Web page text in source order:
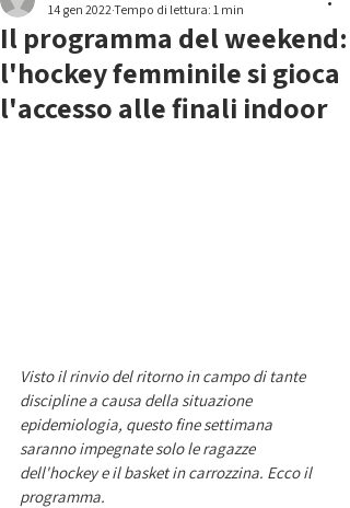
Il programma del weekend:
l'hockey femminile si gioca
l'accesso alle finali indoor
14 gen 2022Tempo di lettura: 1 min
Visto il rinvio del ritorno in campo di tante
discipline a causa della situazione
epidemiologia, questo fine settimana
saranno impegnate solo le ragazze
dell'hockey e il basket in carrozzina. Ecco il
programma.